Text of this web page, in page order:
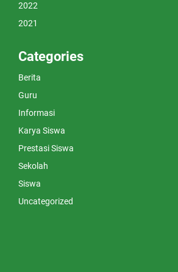
2022
2021
Categories
Berita
Guru
Informasi
Karya Siswa
Prestasi Siswa
Sekolah
Siswa
Uncategorized